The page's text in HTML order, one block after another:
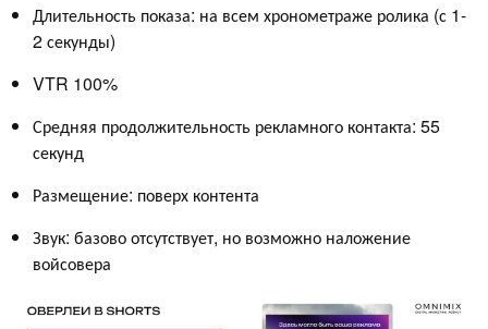
Длительность показа: на всем хронометраже ролика (с 1-
2 секунды)
VTR 100%
Средняя продолжительность рекламного контакта: 55
секунд
Размещение: поверх контента
Звук: базово отсутствует, но возможно наложение
войсовера